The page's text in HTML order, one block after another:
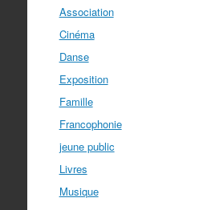
Association
Cinéma
Danse
Exposition
Famille
Francophonie
jeune public
Livres
Musique